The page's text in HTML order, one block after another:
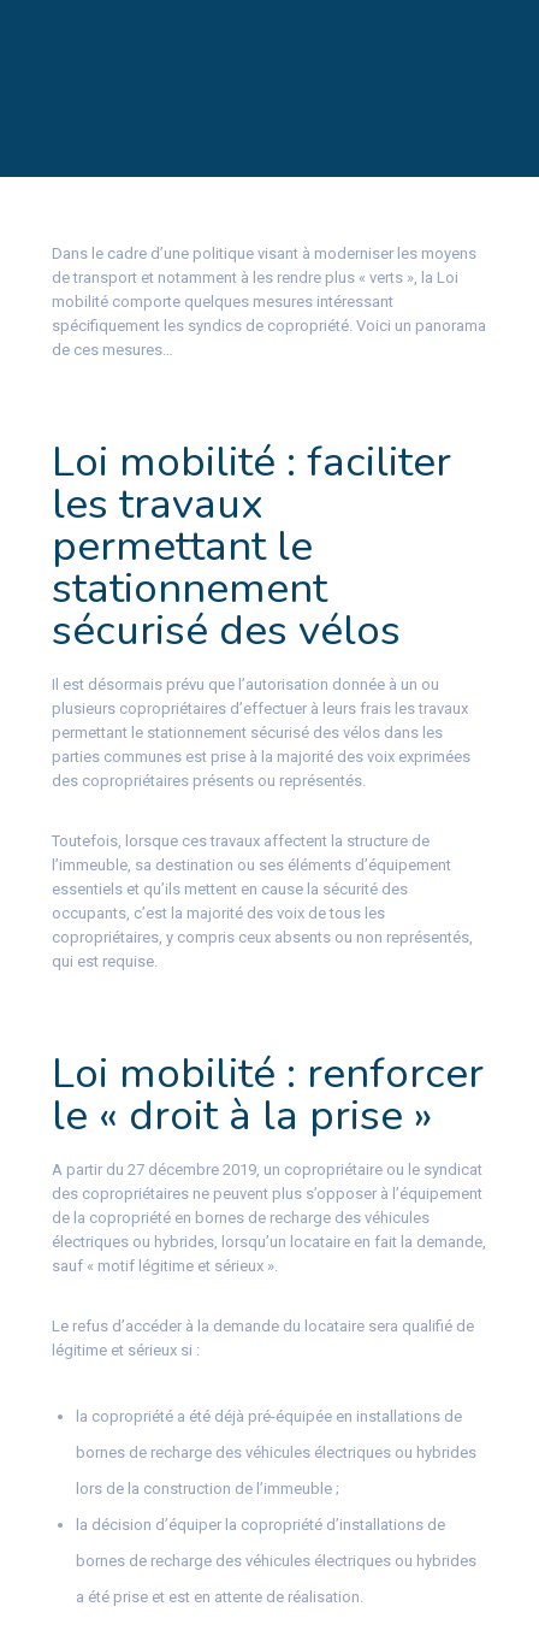
Dans le cadre d’une politique visant à moderniser les moyens
de transport et notamment à les rendre plus « verts », la Loi
mobilité comporte quelques mesures intéressant
spécifiquement les syndics de copropriété. Voici un panorama
de ces mesures…
Loi mobilité : faciliter
les travaux
permettant le
stationnement
sécurisé des vélos
Il est désormais prévu que l’autorisation donnée à un ou
plusieurs copropriétaires d’effectuer à leurs frais les travaux
permettant le stationnement sécurisé des vélos dans les
parties communes est prise à la majorité des voix exprimées
des copropriétaires présents ou représentés.
Toutefois, lorsque ces travaux affectent la structure de
l’immeuble, sa destination ou ses éléments d’équipement
essentiels et qu’ils mettent en cause la sécurité des
occupants, c’est la majorité des voix de tous les
copropriétaires, y compris ceux absents ou non représentés,
qui est requise.
Loi mobilité : renforcer
le « droit à la prise »
A partir du 27 décembre 2019, un copropriétaire ou le syndicat
des copropriétaires ne peuvent plus s’opposer à l’équipement
de la copropriété en bornes de recharge des véhicules
électriques ou hybrides, lorsqu’un locataire en fait la demande,
sauf « motif légitime et sérieux ».
Le refus d’accéder à la demande du locataire sera qualifié de
légitime et sérieux si :
la copropriété a été déjà pré-équipée en installations de
bornes de recharge des véhicules électriques ou hybrides
lors de la construction de l’immeuble ;
la décision d’équiper la copropriété d’installations de
bornes de recharge des véhicules électriques ou hybrides
a été prise et est en attente de réalisation.